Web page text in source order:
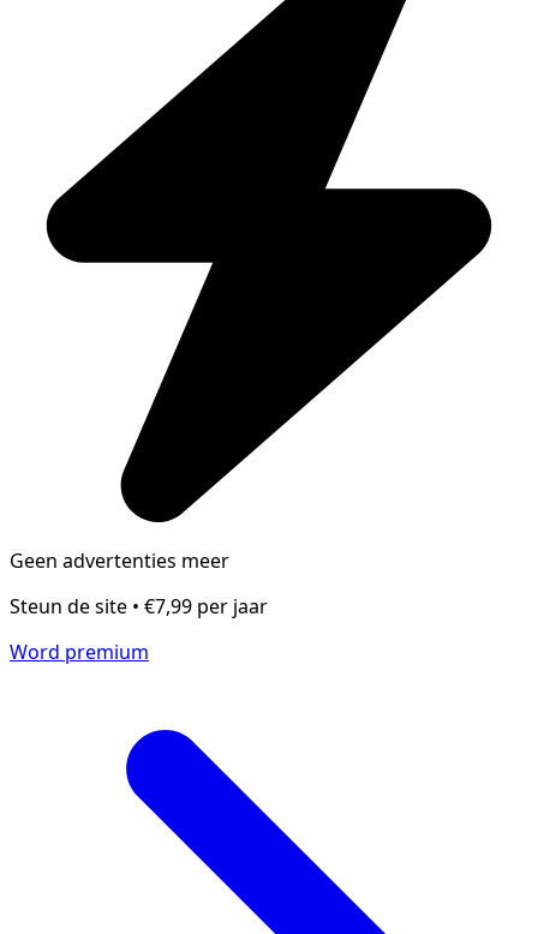
Geen advertenties meer
Steun de site • €7,99 per jaar
Word premium